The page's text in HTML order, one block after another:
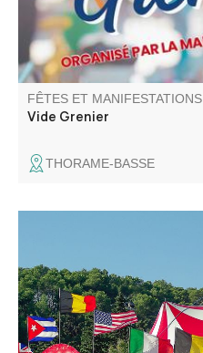
FÊTES ET MANIFESTATIONS
Vide Grenier
THORAME-BASSE